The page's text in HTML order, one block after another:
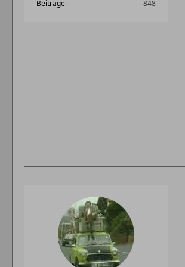
Beiträge 848